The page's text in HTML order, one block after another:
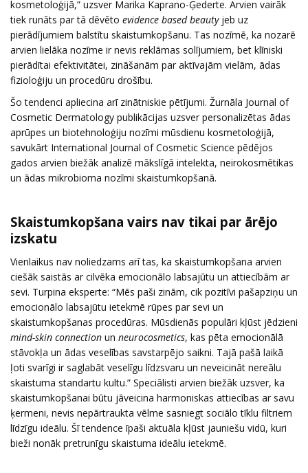
kosmetoloģijā,” uzsver Marika Kaprano-Ģederte. Arvien vairāk
tiek runāts par tā dēvēto evidence based beautyjeb uz
pierādījumiem balstītu skaistumkopšanu. Tas nozīmē, ka nozarē
arvien lielāka nozīme ir nevis reklāmas solījumiem, bet klīniski
pierādītai efektivitātei, zināšanām par aktīvajām vielām, ādas
fizioloģiju un procedūru drošību.
Šo tendenci apliecina arī zinātniskie pētījumi. Žurnāla Journal of
Cosmetic Dermatology publikācijas uzsver personalizētas ādas
aprūpes un biotehnoloģiju nozīmi mūsdienu kosmetoloģijā,
savukārt International Journal of Cosmetic Science pēdējos
gados arvien biežāk analizē mākslīgā intelekta, neirokosmētikas
un ādas mikrobioma nozīmi skaistumkopšanā.
Skaistumkopšana vairs nav tikai par ārējo
izskatu
Vienlaikus nav noliedzams arī tas, ka skaistumkopšana arvien
ciešāk saistās ar cilvēka emocionālo labsajūtu un attiecībām ar
sevi. Turpina eksperte: “Mēs paši zinām, cik pozitīvi pašapziņu un
emocionālo labsajūtu ietekmē rūpes par sevi un
skaistumkopšanas procedūras. Mūsdienās populāri kļūst jēdzieni
mind-skin connection un neurocosmetics, kas pēta emocionālā
stāvokļa un ādas veselības savstarpējo saikni. Tajā pašā laikā
ļoti svarīgi ir saglabāt veselīgu līdzsvaru un neveicināt nereālu
skaistuma standartu kultu.” Speciālisti arvien biežāk uzsver, ka
skaistumkopšanai būtu jāveicina harmoniskas attiecības ar savu
ķermeni, nevis nepārtraukta vēlme sasniegt sociālo tīklu filtriem
līdzīgu ideālu. Šī tendence īpaši aktuāla kļūst jauniešu vidū, kuri
bieži nonāk pretrunīgu skaistuma ideālu ietekmē.